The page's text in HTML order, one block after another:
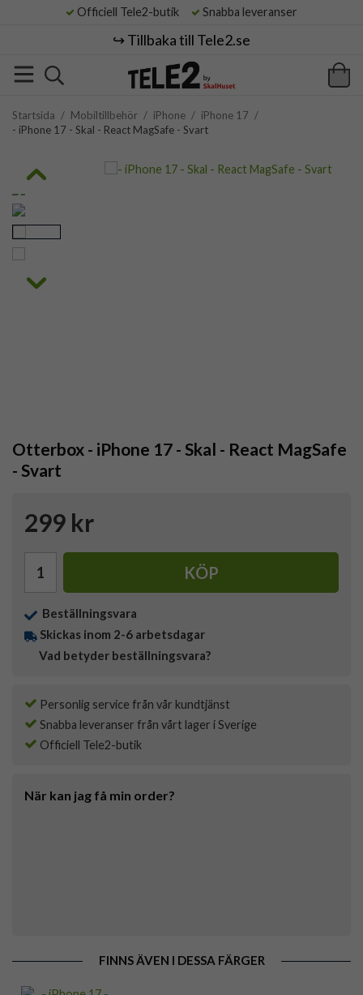
Officiell Tele2-butik Snabba leveranser
↪️ Tillbaka till Tele2.se
Startsida / Mobiltillbehör / iPhone / iPhone 17 /
- iPhone 17 - Skal - React MagSafe - Svart
Otterbox - iPhone 17 - Skal - React MagSafe
- Svart
299 kr
KÖP
Beställningsvara
Skickas inom 2-6 arbetsdagar
Vad betyder beställningsvara?
Personlig service från vår kundtjänst
Snabba leveranser från vårt lager i Sverige
Officiell Tele2-butik
När kan jag få min order?
FINNS ÄVEN I DESSA FÄRGER